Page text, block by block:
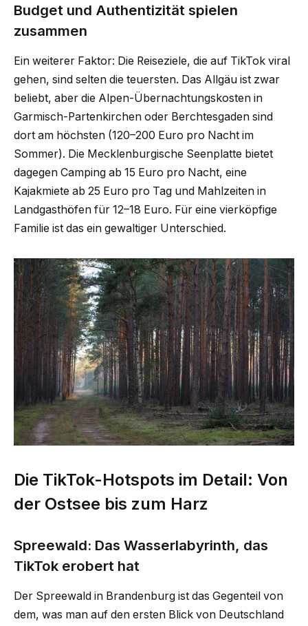
Budget und Authentizität spielen
zusammen
Ein weiterer Faktor: Die Reiseziele, die auf TikTok viral
gehen, sind selten die teuersten. Das Allgäu ist zwar
beliebt, aber die Alpen-Übernachtungskosten in
Garmisch-Partenkirchen oder Berchtesgaden sind
dort am höchsten (120–200 Euro pro Nacht im
Sommer). Die Mecklenburgische Seenplatte bietet
dagegen Camping ab 15 Euro pro Nacht, eine
Kajakmiete ab 25 Euro pro Tag und Mahlzeiten in
Landgasthöfen für 12–18 Euro. Für eine vierköpfige
Familie ist das ein gewaltiger Unterschied.
Die TikTok-Hotspots im Detail: Von
der Ostsee bis zum Harz
Spreewald: Das Wasserlabyrinth, das
TikTok erobert hat
Der Spreewald in Brandenburg ist das Gegenteil von
dem, was man auf den ersten Blick von Deutschland